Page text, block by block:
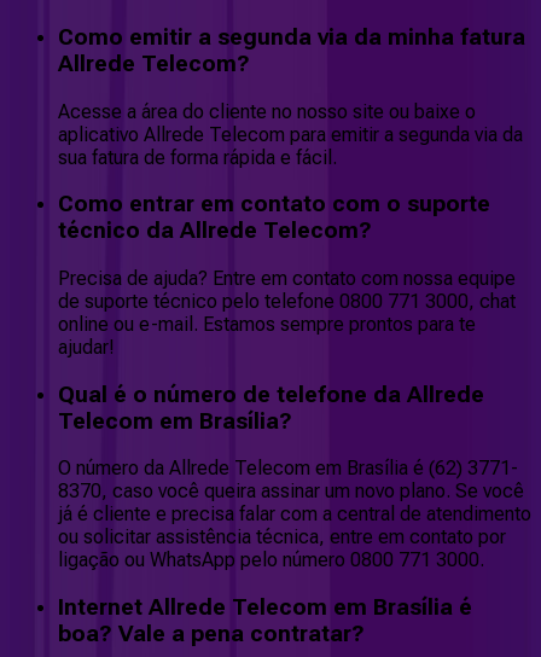
Como emitir a segunda via da minha fatura
Allrede Telecom?
Acesse a área do cliente no nosso site ou baixe o
aplicativo Allrede Telecom para emitir a segunda via da
sua fatura de forma rápida e fácil.
Como entrar em contato com o suporte
técnico da Allrede Telecom?
Precisa de ajuda? Entre em contato com nossa equipe
de suporte técnico pelo telefone 0800 771 3000, chat
online ou e-mail. Estamos sempre prontos para te
ajudar!
Qual é o número de telefone da Allrede
Telecom em Brasília?
O número da Allrede Telecom em Brasília é (62) 3771-
8370, caso você queira assinar um novo plano. Se você
já é cliente e precisa falar com a central de atendimento
ou solicitar assistência técnica, entre em contato por
ligação ou WhatsApp pelo número 0800 771 3000.
Internet Allrede Telecom em Brasília é
boa? Vale a pena contratar?